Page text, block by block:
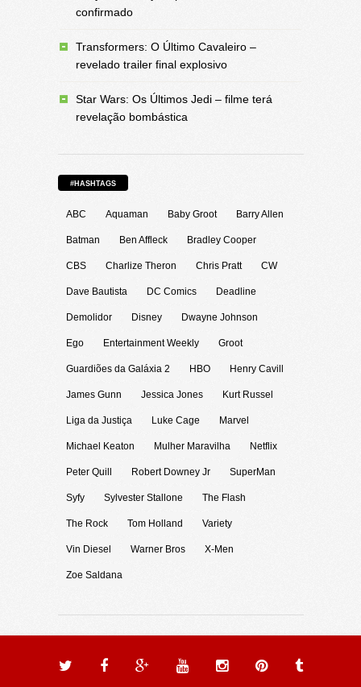
confirmado
Transformers: O Último Cavaleiro –
revelado trailer final explosivo
Star Wars: Os Últimos Jedi – filme terá
revelação bombástica
#HASHTAGS
ABC Aquaman Baby Groot Barry Allen
Batman Ben Affleck Bradley Cooper
CBS Charlize Theron Chris Pratt CW
Dave Bautista DC Comics Deadline
Demolidor Disney Dwayne Johnson
Ego Entertainment Weekly Groot
Guardiões da Galáxia 2 HBO Henry Cavill
James Gunn Jessica Jones Kurt Russel
Liga da Justiça Luke Cage Marvel
Michael Keaton Mulher Maravilha Netflix
Peter Quill Robert Downey Jr SuperMan
Syfy Sylvester Stallone The Flash
The Rock Tom Holland Variety
Vin Diesel Warner Bros X-Men
Zoe Saldana